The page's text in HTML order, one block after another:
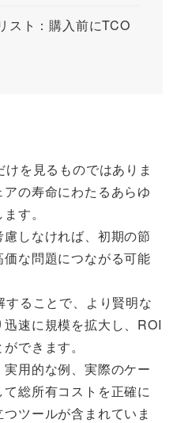
スト：購入前にTCO
を見るものではありま
の寿命にわたるあらゆ
す。
しなければ、初期の節
な問題につながる可能
することで、より賢明な
速に規模を拡大し、ROI
できます。
用的な例、実際のケー
総所有コストを正確に
ツールが含まれていま